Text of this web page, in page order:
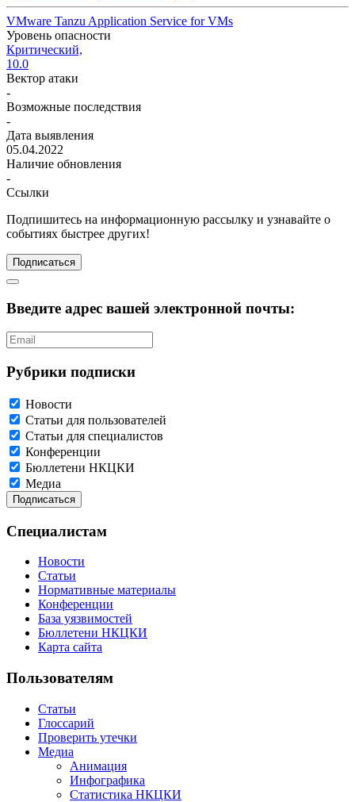
VMware Tanzu Application Service for VMs
Уровень опасности
Критический,
10.0
Вектор атаки
-
Возможные последствия
-
Дата выявления
05.04.2022
Наличие обновления
-
Ссылки
Подпишитесь на информационную рассылку и узнавайте о
событиях быстрее других!
Подписаться
Введите адрес вашей электронной почты:
Рубрики подписки
Новости
Статьи для пользователей
Статьи для специалистов
Конференции
Бюллетени НКЦКИ
Медиа
Специалистам
Новости
Статьи
Нормативные материалы
Конференции
База уязвимостей
Бюллетени НКЦКИ
Карта сайта
Пользователям
Статьи
Глоссарий
Проверить утечки
Медиа
Анимация
Инфографика
Статистика НКЦКИ